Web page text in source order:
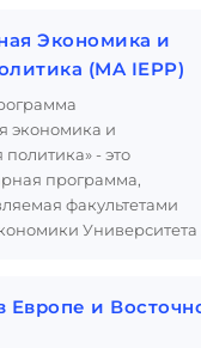
Экономика и
(MA IEPP)
экономика и
политика» - это
программа,
факультетами
Университета
Европе и